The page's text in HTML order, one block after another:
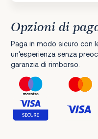
Opzioni di
Paga in modo sicuro con
un'esperienza senza
garanzia di rimborso.